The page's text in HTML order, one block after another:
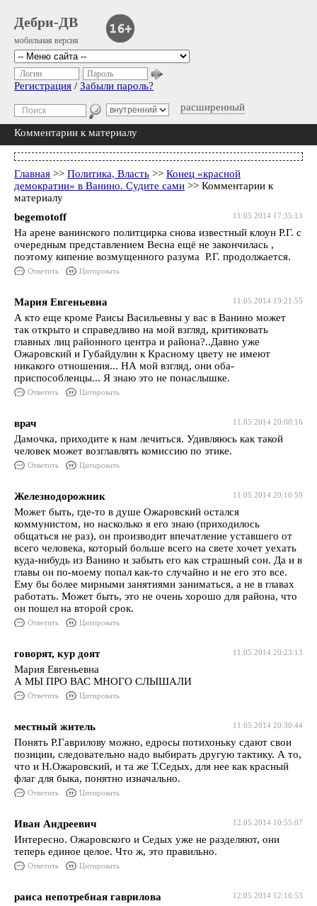
Дебри-ДВ
мобильная версия
расширенный
Логин Пароль
Регистрация / Забыли пароль?
Комментарии к материалу
Главная >> Политика, Власть >> Конец «красной
демократии» в Ванино. Судите сами >> Комментарии к
материалу
11.05.2014 17:35:13
begemotoff
На арене ванинского политцирка снова известный клоун Р.Г. с
очередным представлением Весна ещё не закончилась ,
поэтому кипение возмущенного разума Р.Г. продолжается.
Ответить Цитировать
11.05.2014 19:21:55
Мария Евгеньевна
А кто еще кроме Раисы Васильевны у вас в Ванино может
так открыто и справедливо на мой взгляд, критиковать
главных лиц районного центра и района?..Давно уже
Ожаровский и Губайдулин к Красному цвету не имеют
никакого отношения... НА мой взгляд, они оба-
приспособленцы... Я знаю это не понаслышке.
Ответить Цитировать
11.05.2014 20:00:16
врач
Дамочка, приходите к нам лечиться. Удивляюсь как такой
человек может возглавлять комиссию по этике.
Ответить Цитировать
11.05.2014 20:10:59
Железнодорожник
Может быть, где-то в душе Ожаровский остался
коммунистом, но насколько я его знаю (приходилось
общаться не раз), он производит впечатление уставшего от
всего человека, который больше всего на свете хочет уехать
куда-нибудь из Ванино и забыть его как страшный сон. Да и в
главы он по-моему попал как-то случайно и не его это все.
Ему бы более мирными занятиями заниматься, а не в главах
работать. Может быть, это не очень хорошо для района, что
он пошел на второй срок.
Ответить Цитировать
11.05.2014 20:23:13
говорят, кур доят
Мария Евгеньевна
А МЫ ПРО ВАС МНОГО СЛЫШАЛИ
Ответить Цитировать
11.05.2014 20:30:44
местный житель
Понять Р.Гаврилову можно, едросы потихоньку сдают свои
позиции, следовательно надо выбирать другую тактику. А то,
что и Н.Ожаровский, и та же Т.Седых, для нее как красный
флаг для быка, понятно изначально.
Ответить Цитировать
12.05.2014 10:55:07
Иван Андреевич
Интересно. Ожаровского и Седых уже не разделяют, они
теперь единое целое. Что ж, это правильно.
Ответить Цитировать
12.05.2014 12:16:53
раиса непотребная гаврилова